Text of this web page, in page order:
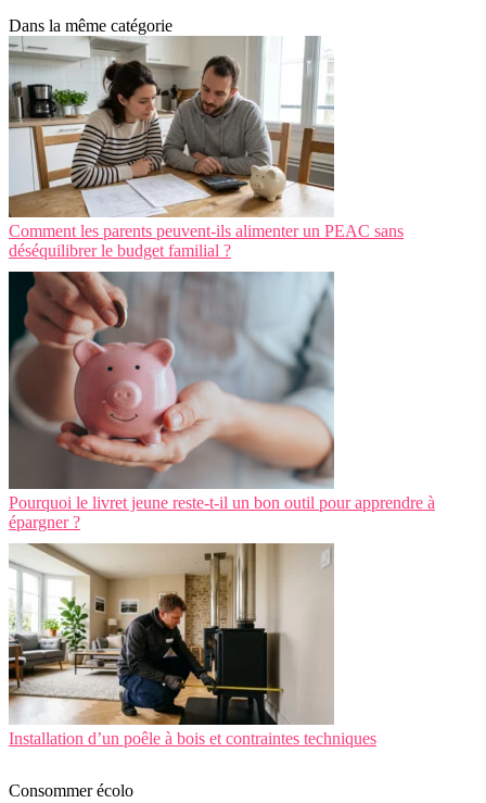
Dans la même catégorie
Comment les parents peuvent-ils alimenter un PEAC sans
déséquilibrer le budget familial ?
Pourquoi le livret jeune reste-t-il un bon outil pour apprendre à
épargner ?
Installation d’un poêle à bois et contraintes techniques
Consommer écolo